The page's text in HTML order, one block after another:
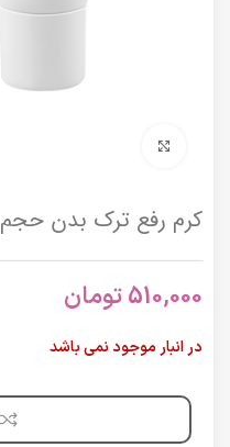
کرم رفع ترک بدن حجم 75 میلی لیتر مارگریت
510,000تومان
در انبار موجود نمی باشد